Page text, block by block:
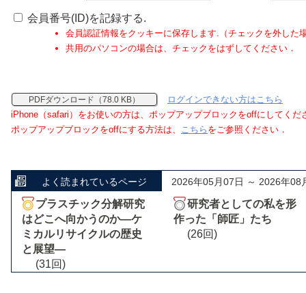
会員番号(ID)を記録する.
会員認証情報をクッキーに保存します.（チェックを外した
共用のパソコンの場合は、チェックをはずしてください．
PDFダウンロード（78.0 KB）
ログインできない方はこちら
iPhone（safari）をお使いの方は、ポップアップブロックをoffにしてくだ
ポップアップブロックをoffにする方法は、 こちら をご参照ください．
よく読まれているページ 2026年05月07日 ～ 2026年08
プラスチック分解研究
はどこへ向かうのか―ケ
ミカルリサイクルの歴史
と展望―
(31回)
研究者としての私を形
作った「師匠」たち
(26回)